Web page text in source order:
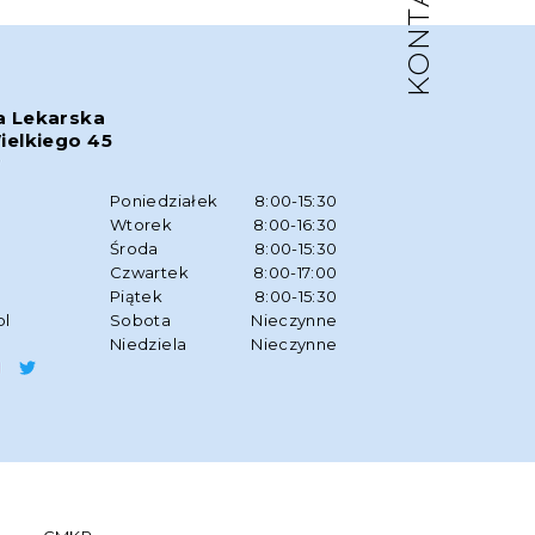
Lekarska
45
Poniedziałek
8:00-15:30
Wtorek
8:00-16:30
Środa
8:00-15:30
Czwartek
8:00-17:00
Piątek
8:00-15:30
Sobota
Nieczynne
Niedziela
Nieczynne